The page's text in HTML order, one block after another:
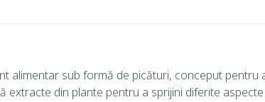
alimentar sub formă de picături, conceput
din plante pentru a sprijini diferite